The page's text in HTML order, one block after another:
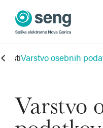
Varstvo osebnih
Varstvo